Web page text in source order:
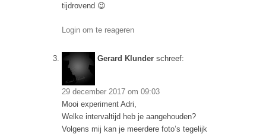
tijdrovend 😉
Login om te reageren
Gerard Klunder schreef:
29 december 2017 om 09:03
Mooi experiment Adri,
Welke intervaltijd heb je aangehouden?
Volgens mij kan je meerdere foto’s tegelijk